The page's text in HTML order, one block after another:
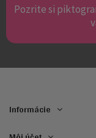
Pozrite si
Informácie